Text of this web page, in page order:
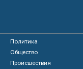
Политика
Общество
Происшествия